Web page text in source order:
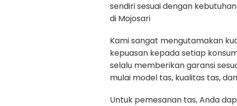
sendiri sesuai dengan
di Mojosari
Kami sangat mengutamakan
kepuasan kepada setiap
selalu memberikan garansi
mulai model tas, kualitas tas,
Untuk pemesanan tas, Anda